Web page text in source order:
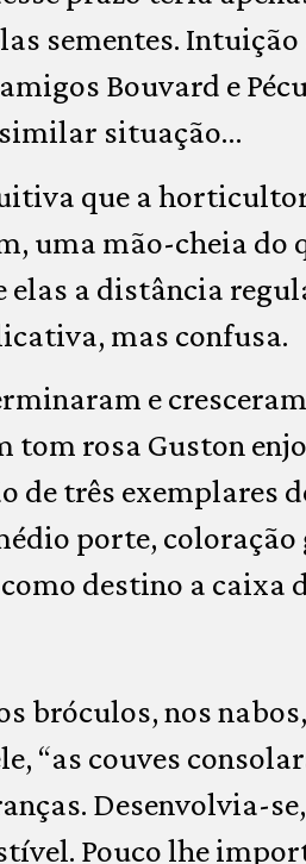
sementes.
Bouvard e
situação…
que a
uma mão-cheia do
elas a distância
mas confusa.
e
rosa Guston
de três exemplares
porte,
destino a caixa
bróculos, nos
“as couves
Desenvolvia-
Pouco lhe